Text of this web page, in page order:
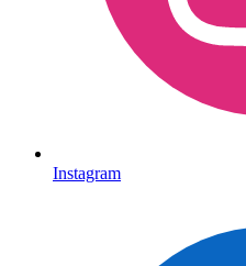
Instagram